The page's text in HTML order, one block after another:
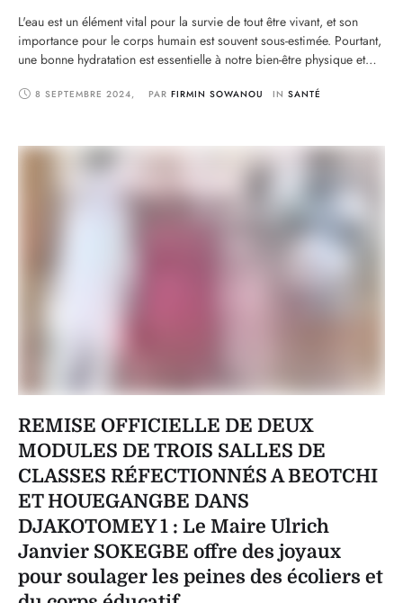
L'eau est un élément vital pour la survie de tout être vivant, et son
importance pour le corps humain est souvent sous-estimée. Pourtant,
une bonne hydratation est essentielle à notre bien-être physique et
fonctions clés de notre organisme, comme le maintien de la
8 SEPTEMBRE 2024, PAR FIRMIN SOWANOU IN SANTÉ
REMISE OFFICIELLE DE DEUX
MODULES DE TROIS SALLES DE
CLASSES RÉFECTIONNÉS A BEOTCHI
ET HOUEGANGBE DANS
DJAKOTOMEY 1 : Le Maire Ulrich
Janvier SOKEGBE offre des joyaux
pour soulager les peines des écoliers et